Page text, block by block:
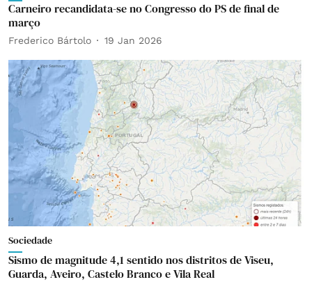
Carneiro recandidata-se no Congresso do PS de final de
março
Frederico Bártolo 19 Jan 2026
Sociedade
Sismo de magnitude 4,1 sentido nos distritos de Viseu,
Guarda, Aveiro, Castelo Branco e Vila Real